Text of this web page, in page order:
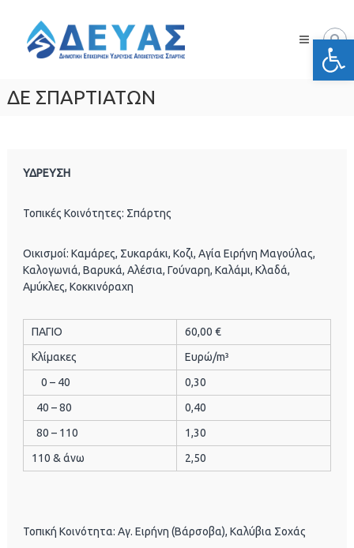
content
Δ.Ε.Υ.Α.
Σπάρτης
Δημοτική
Αποχέτευσης
ΔΕ ΣΠΑΡΤΙΑΤΩΝ
ΥΔΡΕΥΣΗ
Τοπικές Κοινότητες: Σπάρτης
Οικισμοί: Καμάρες, Συκαράκι, Κοζι, Αγία Ειρήνη Μαγούλας,
Καλογωνιά, Βαρυκά, Αλέσια, Γούναρη, Καλάμι, Κλαδά,
Αμύκλες, Κοκκινόραχη
ΠΑΓΙΟ
60,00 €
Κλίμακες
Ευρώ/m³
0 – 40
0,30
40 – 80
0,40
80 – 110
1,30
110 & άνω
2,50
Τοπική Κοινότητα: Αγ. Ειρήνη (Βάρσοβα), Καλύβια Σοχάς